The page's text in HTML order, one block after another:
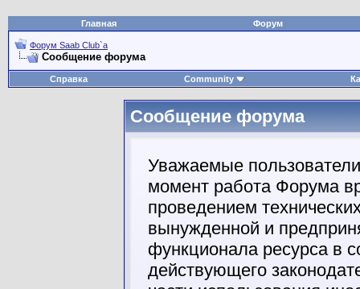
Главная Форум
Форум Saab Club`а
Сообщение форума
Справка Community
Сообщение форума
Уважаемые
момент работа Форума
проведением
вынужденной и
функционала ресурса в
действующего